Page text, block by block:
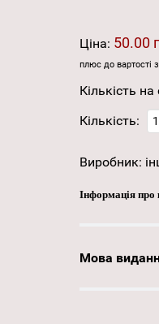
Ціна: 50.00
плюс до вартості
Кількість на
Кількість:
Виробник:
Інформація про
Мова